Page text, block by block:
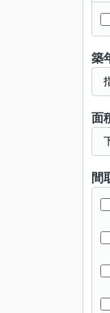
築
面
間